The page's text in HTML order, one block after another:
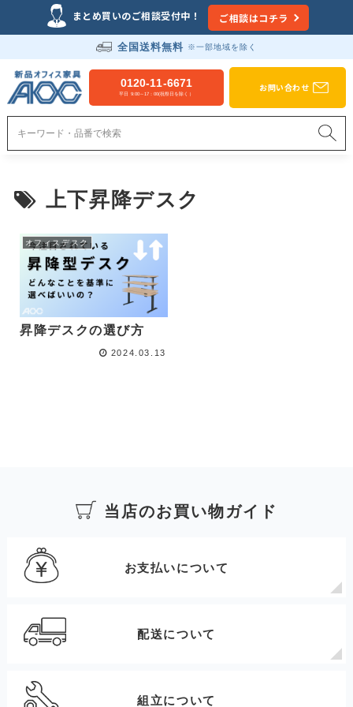
まとめ買いのご相談受付中！ ご相談はコチラ
全国送料無料 ※一部地域を除く
0120-11-6671
平日 9:00～17：00(祝祭日を除く）
お問い合わせ
Just another WordPress site
新品オフィス家具のAOC
上下昇降デスク
オフィスデスク
昇降デスクの選び方
2024.03.13
当店のお買い物ガイド
お支払いについて
配送について
組立について